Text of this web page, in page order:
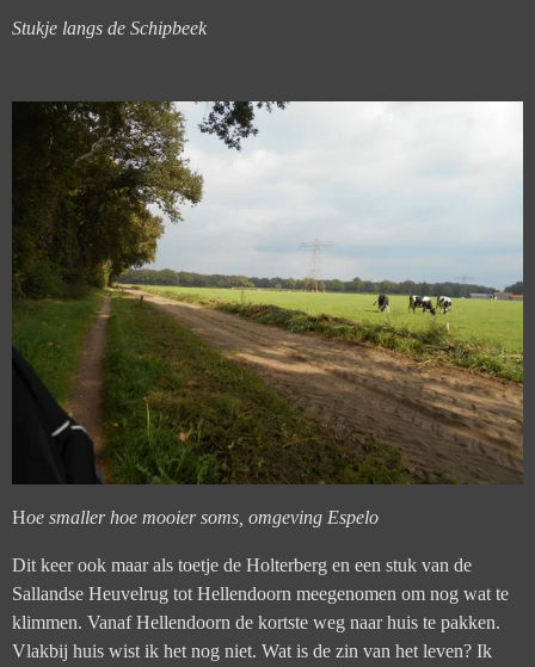
Stukje langs de Schipbeek
Hoe smaller hoe mooier soms, omgeving Espelo
Dit keer ook maar als toetje de Holterberg en een stuk van de
Sallandse Heuvelrug totHellendoorn meegenomen om nog wat te
klimmen. Vanaf Hellendoorn de kortste weg naar huis te pakken.
Vlakbij huis wist ik het nog niet. Wat is de zin van het leven? Ik